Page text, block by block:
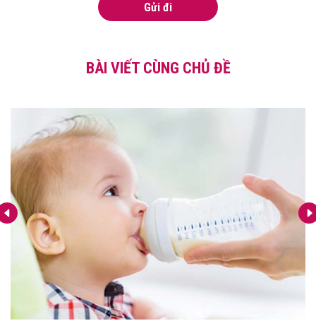
Gửi đi
BÀI VIẾT CÙNG CHỦ ĐỀ